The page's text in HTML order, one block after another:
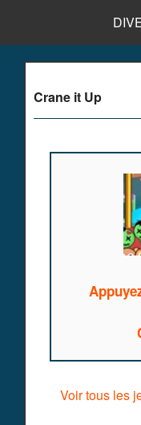
Crane it Up
Voir tous les